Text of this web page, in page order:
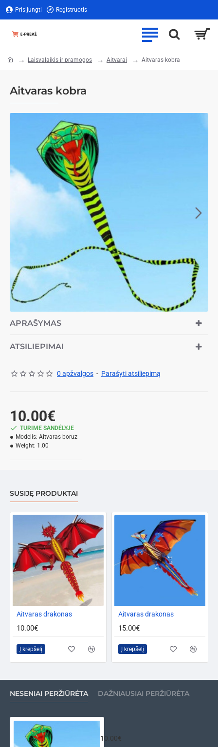
Prisijungti Registruotis
Aitvaras kobra
Laisvalaikis ir pramogos Aitvarai Aitvaras kobra
PERKAMIAUSIAS
APRAŠYMAS
ATSILIEPIMAI
0 apžvalgos - Parašyti atsiliepimą
10.00€
TURIME SANDĖLYJE
Modelis: Aitvaras boruz
Weight: 1.00
SUSIJĘ PRODUKTAI
PERKAMIAUSIAS
Aitvaras drakonas
10.00€
Į krepšelį
Aitvaras drakonas
15.00€
Į krepšelį
NESENIAI PERŽIŪRĖTA DAŽNIAUSIAI PERŽIŪRĖTA
Aitvaras kobra
10.00€